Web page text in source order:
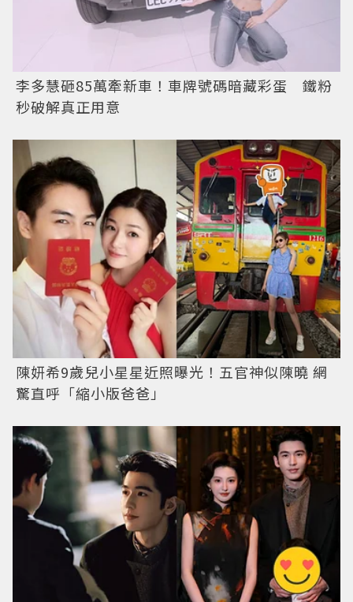
李多慧砸85萬牽新車！車牌號碼暗藏彩蛋 鐵粉
秒破解真正用意
陳妍希9歲兒小星星近照曝光！五官神似陳曉 網
驚直呼「縮小版爸爸」